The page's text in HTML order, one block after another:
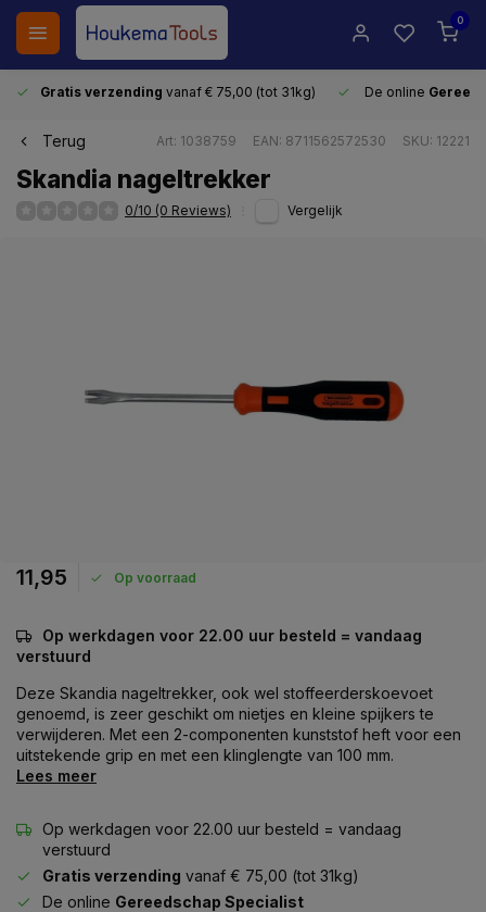
0
Gratis verzending vanaf € 75,00 (tot 31kg) De online
Terug Art: 1038759 EAN: 8711562572530 SKU: 12221
Skandia nageltrekker
0/10 (0 Reviews) Vergelijk
11,95 Op voorraad
Op werkdagen voor 22.00 uur besteld = vandaag
verstuurd
Deze Skandia nageltrekker, ook wel stoffeerderskoevoet
genoemd, is zeer geschikt om nietjes en kleine spijkers te
verwijderen. Met een 2-componenten kunststof heft voor een
uitstekende grip en met een klinglengte van 100 mm.
Lees meer
Op werkdagen voor 22.00 uur besteld = vandaag
verstuurd
Gratis verzending vanaf € 75,00 (tot 31kg)
De online Gereedschap Specialist